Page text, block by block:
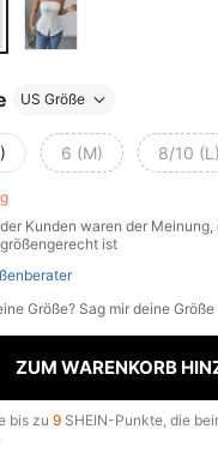
US Größe
6 (M) 8/10 (L)
der Kunden waren der Meinung,
größengerecht ist
Größe? Sag mir deine Größe
ZUM WARENKORB
bis zu 9 SHEIN-Punkte, die